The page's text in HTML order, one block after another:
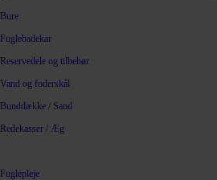
Bure
Fuglebadekar
Reservedele og tilbehør
Vand og foderskål
Bunddække / Sand
Redekasser / Æg
Fuglepleje